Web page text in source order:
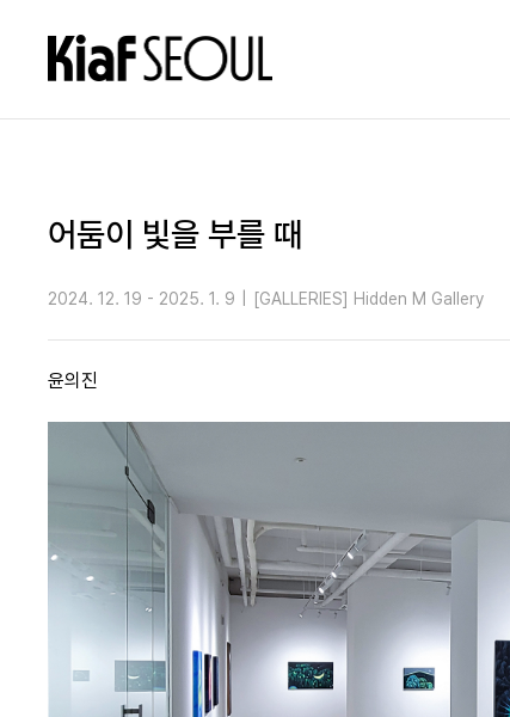
어둠이 빛을 부를 때
2024. 12. 19 - 2025. 1. 9 [GALLERIES] Hidden M Gallery
윤의진